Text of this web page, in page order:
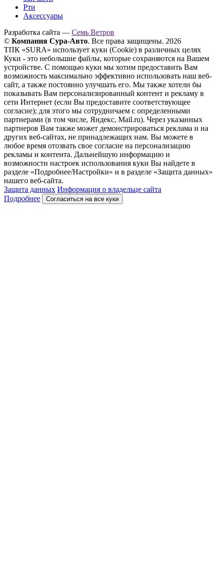
Рти
Аксессуары
Разработка сайта — Семь Ветров
© Компания Сура-Авто. Все права защищены. 2026
ТПК «SURA» использует куки (Cookie) в различных целях
Куки - это небольшие файлы, которые сохраняются на Вашем
устройстве. С помощью куки мы хотим предоставить Вам
возможность максимально эффективно использовать наш веб-
сайт, а также постоянно улучшать его. Мы также хотели бы
показывать Вам персонализированный контент и рекламу в
сети Интернет (если Вы предоставите соответствующее
согласие); для этого мы сотрудничаем с определенными
партнерами (в том числе, Яндекс, Mail.ru). Через указанных
партнеров Вам также может демонстрироваться реклама и на
других веб-сайтах, не принадлежащих нам. Вы можете в
любое время отозвать свое согласие на персонализацию
рекламы и контента. Дальнейшую информацию и
возможности настроек использования куки Вы найдете в
разделе «Подробнее/Настройки» и в разделе «Защита данных»
нашего веб-сайта.
Защита данных Информация о владельце сайта
Подробнее
Согласиться на все куки